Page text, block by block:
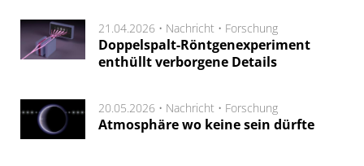
21.04.2026 • Nachricht • Forschung
Doppelspalt-Röntgenexperiment
enthüllt verborgene Details
20.05.2026 • Nachricht • Forschung
Atmosphäre wo keine sein dürfte